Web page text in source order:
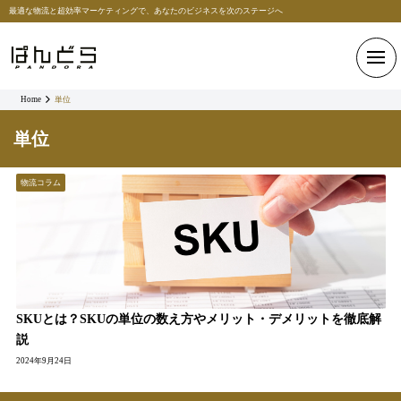
最適な物流と超効率マーケティングで、あなたのビジネスを次のステージへ
Home 単位
単位
SKUとは？SKUの単位の数え方やメリット・デメリットを徹底解
説
2024年9月24日
物流コラム